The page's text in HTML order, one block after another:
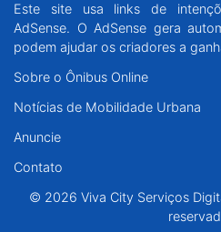
Este site usa links de
AdSense. O AdSense gera
podem ajudar os criadores a
Sobre o Ônibus Online
Notícias de Mobilidade Urbana
Anuncie
Contato
© 2026 Viva City Serviços